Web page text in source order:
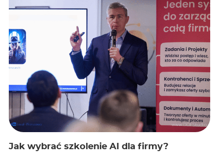
Jak wybrać szkolenie AI dla firmy?